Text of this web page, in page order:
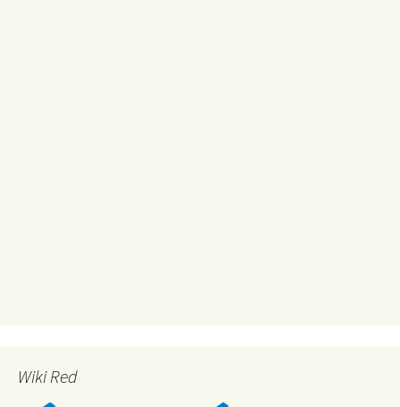
Wiki Red